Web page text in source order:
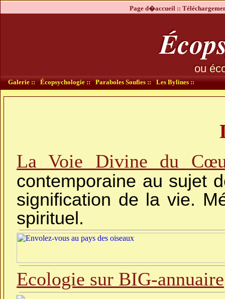
Page d�accueil ::
ou
Galerie :: Écopsychologie :: Paraboles Soufies :: Les Bylines ::
La Voie Divine du
contemporaine au sujet
signification de la vie.
spirituel.
Ecologie sur BIG-annuaire